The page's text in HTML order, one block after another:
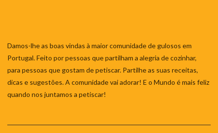
Damos-lhe as boas vindas à maior comunidade de gulosos em
Portugal. Feito por pessoas que partilham a alegria de cozinhar,
para pessoas que gostam de petiscar. Partilhe as suas receitas,
dicas e sugestões. A comunidade vai adorar! E o Mundo é mais feliz
quando nos juntamos a petiscar!